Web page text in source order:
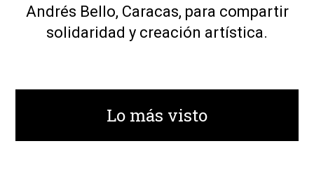
Andrés Bello, Caracas, para compartir
solidaridad y creación artística.
Lo más visto